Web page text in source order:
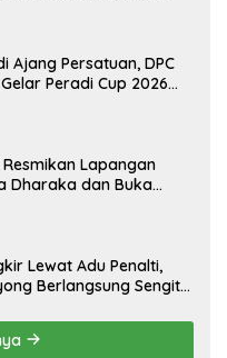
Ajang Persatuan, DPC
Gelar Peradi Cup 2026
Lapangan
Dharaka dan Buka
Lewat Adu Penalti,
Berlangsung Sengit